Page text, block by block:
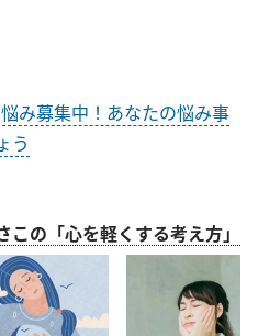
み募集中！あなたの悩み事
う
の「心を軽くする考え方」